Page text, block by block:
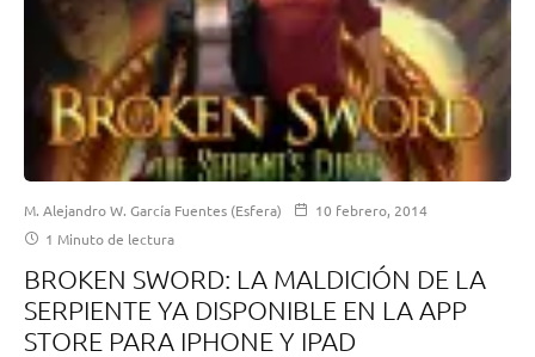
M. Alejandro W. García Fuentes (Esfera)
10 febrero, 2014
1 Minuto de lectura
BROKEN SWORD: LA MALDICIÓN DE LA
SERPIENTE YA DISPONIBLE EN LA APP
STORE PARA IPHONE Y IPAD